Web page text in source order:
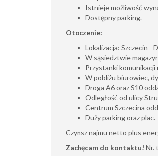
Istnieje możliwość
Dostępny parking.
Otoczenie:
Lokalizacja: Szczecin -
W sąsiedztwie
Przystanki komunikacji
W pobliżu biurowiec,
Droga A6 oraz S10
Odległość od ulicy
Centrum Szczecina
Duży parking oraz plac.
Czynsz najmu netto plus
Zachęcam do kontaktu! Nr.